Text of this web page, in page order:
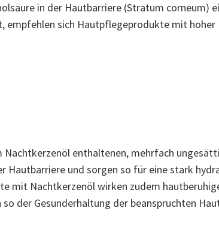
in der Hautbarriere (Stratum corneum)
empfehlen sich Hautpflegeprodukte mit
Nachtkerzenöl enthaltenen, mehrfach
und sorgen so für eine stark
mit Nachtkerzenöl wirken zudem
der Gesunderhaltung der beanspruchten